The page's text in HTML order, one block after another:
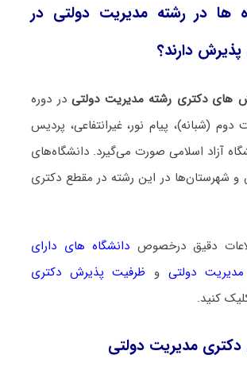
ها در رشته مدیریت دولتی در
دارند؟
های دکتری رشته مدیریت دولتیدر دوره
دوم (شبانه)، پیام نور، غیرانتفاعی، پردیس
آزاد اسلامی صورت می‌گیرد. دانشگاه‌های
و شهرستان‌ها در این رشته در مقطع دکتری
دقیق درخصوص دانشگاه های دارای
دولتی و ظرفیت پذیرش دکتری
کنید.
مدیریت دولتی